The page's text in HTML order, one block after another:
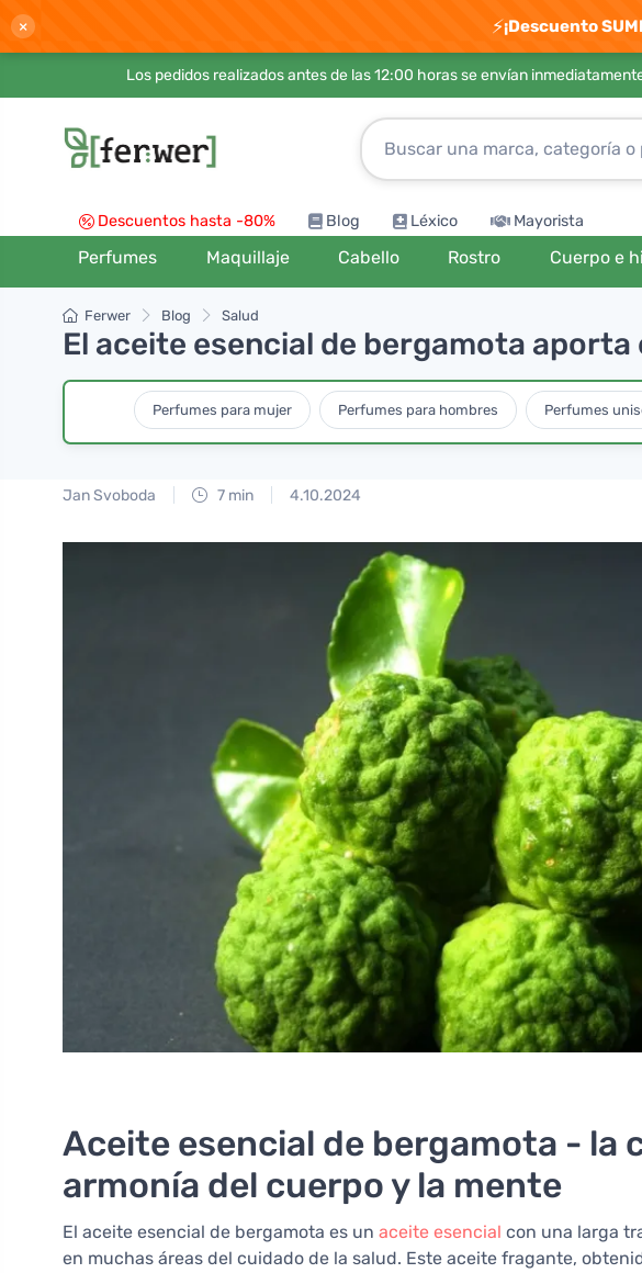
× ⚡¡Descuento
Los pedidos realizados antes de las 12:00 horas se envían inmediatamente
Descuentos hasta -80% Blog Léxico Mayorista
Perfumes Maquillaje Cabello Rostro Cuerpo e
Ferwer Blog Salud
El aceite esencial de bergamota
Perfumes para mujer Perfumes para hombres Perfumes
Jan Svoboda 7 min 4.10.2024
Aceite esencial de bergamota - la
armonía del cuerpo y la mente
El aceite esencial de bergamota es un aceite esencial con una larga
en muchas áreas del cuidado de la salud. Este aceite fragante,